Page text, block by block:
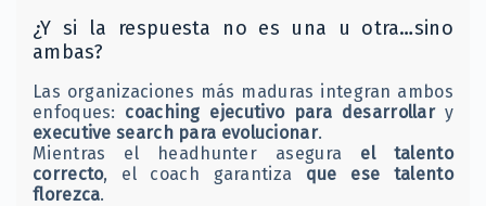
¿Y si la respuesta no es una u otra…sino
ambas?
Las organizaciones más maduras integran ambos
enfoques: coaching ejecutivo para desarrollary
executive search para evolucionar.
Mientras el headhunter asegura el talento
correcto, el coach garantiza que ese talento
florezca.